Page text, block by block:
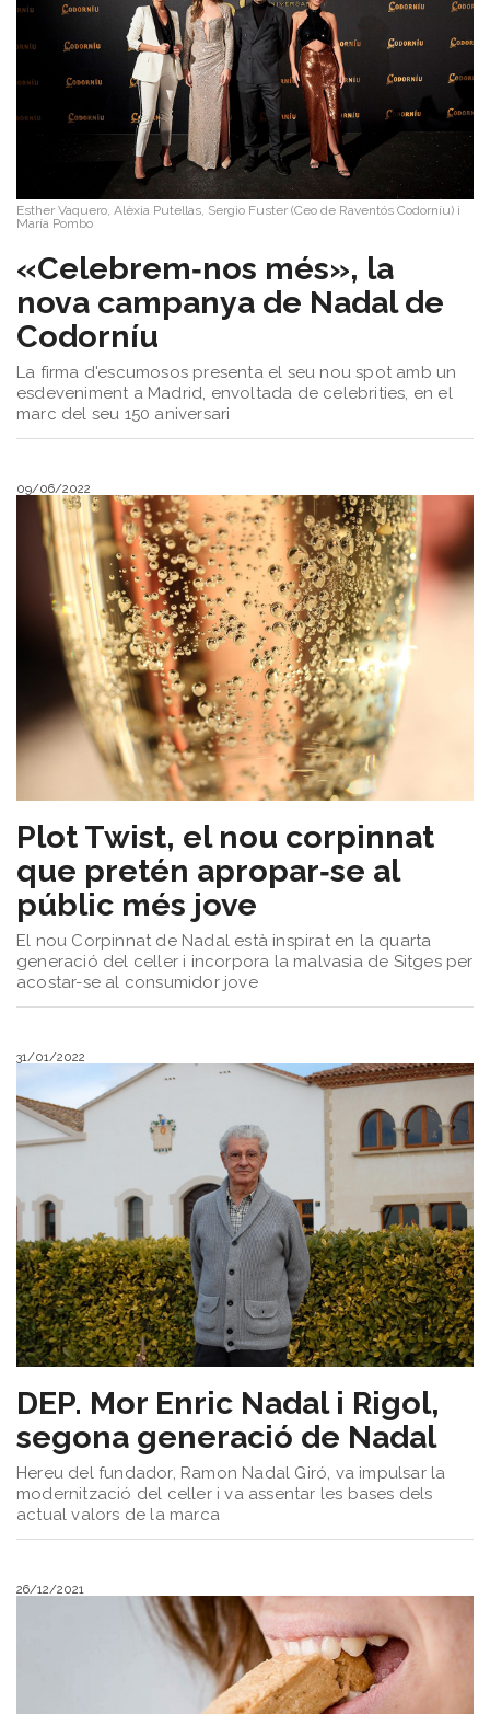
Esther Vaquero, Alèxia Putellas, Sergio Fuster (Ceo de Raventós Codorníu) i
María Pombo
«Celebrem‑nos més», la
nova campanya de Nadal de
Codorníu
La firma d'escumosos presenta el seu nou spot amb un
esdeveniment a Madrid, envoltada de celebrities, en el
marc del seu 150 aniversari
09/06/2022
Plot Twist, el nou corpinnat
que pretén apropar‑se al
públic més jove
El nou Corpinnat de Nadal està inspirat en la quarta
generació del celler i incorpora la malvasia de Sitges per
acostar-se al consumidor jove
31/01/2022
DEP. ​Mor Enric Nadal i Rigol,
segona generació de Nadal
Hereu del fundador, Ramon Nadal Giró, va impulsar la
modernització del celler i va assentar les bases dels
actual valors de la marca
26/12/2021